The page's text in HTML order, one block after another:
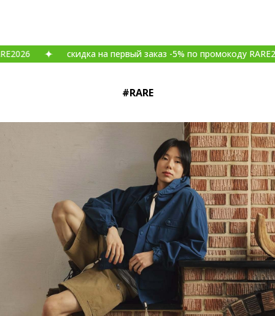
скидка на первый заказ -5% по промокоду RARE2026
#RARE